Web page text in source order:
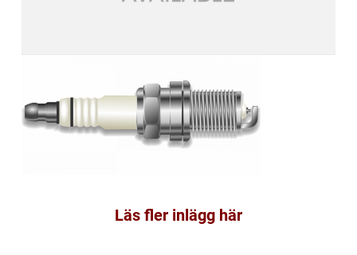
Läs fler inlägg här